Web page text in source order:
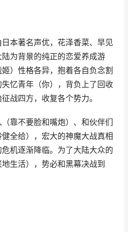
日本著名声优，花泽香菜、早见
为背景的纯正的恋爱养成游
）性格各异，抱着各自负念割
忆青年（你），背负上了回收
战四方，收复各个势力。
靠不要脸和嘴炮）、和伙伴们
全给），宏大的神魔大战真相
机逐渐降临。为了大陆大众的
生活），势必和黑幕决战到